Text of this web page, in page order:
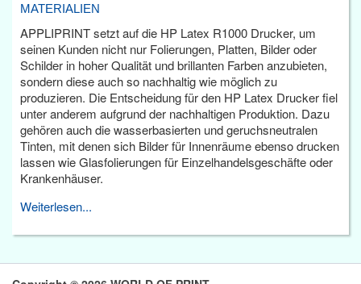
MATERIALIEN
APPLIPRINT setzt auf die HP Latex R1000 Drucker, um
seinen Kunden nicht nur Folierungen, Platten, Bilder oder
Schilder in hoher Qualität und brillanten Farben anzubieten,
sondern diese auch so nachhaltig wie möglich zu
produzieren. Die Entscheidung für den HP Latex Drucker fiel
unter anderem aufgrund der nachhaltigen Produktion. Dazu
gehören auch die wasserbasierten und geruchsneutralen
Tinten, mit denen sich Bilder für Innenräume ebenso drucken
lassen wie Glasfolierungen für Einzelhandelsgeschäfte oder
Krankenhäuser.
Weiterlesen...